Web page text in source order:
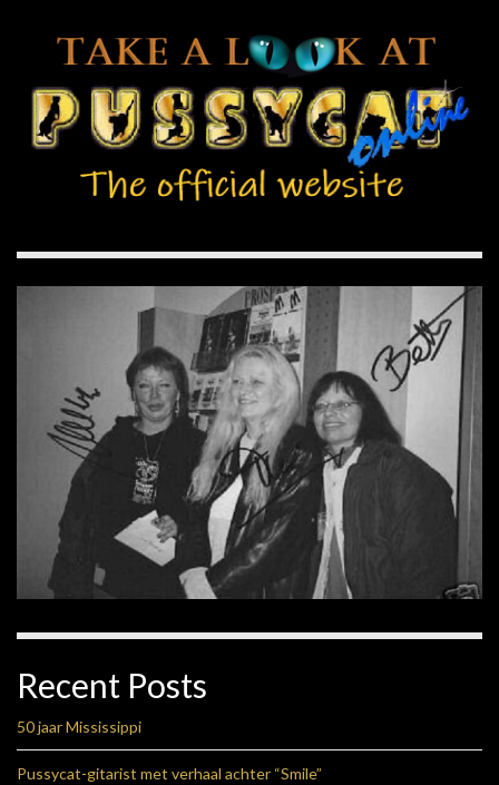
Recent Posts
50 jaar Mississippi
Pussycat-gitarist met verhaal achter “Smile”